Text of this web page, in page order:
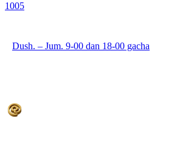
1005
Dush. – Jum. 9-00 dan 18-00 gacha